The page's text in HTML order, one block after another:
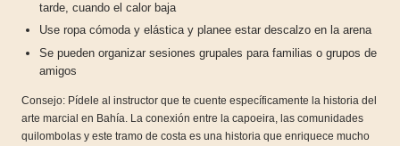
tarde, cuando el calor baja
Use ropa cómoda y elástica y planee estar descalzo en la arena
Se pueden organizar sesiones grupales para familias o grupos de
amigos
Consejo: Pídele al instructor que te cuente específicamente la historia del
arte marcial en Bahía. La conexión entre la capoeira, las comunidades
quilombolas y este tramo de costa es una historia que enriquece mucho